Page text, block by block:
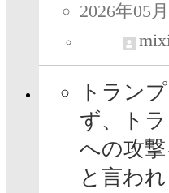
2026年05
トラン
ず、ト
への攻
と言わ